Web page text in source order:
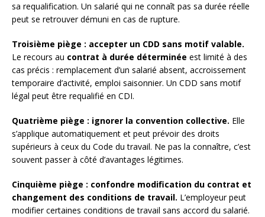
sa requalification. Un salarié qui ne connaît pas sa durée réelle
peut se retrouver démuni en cas de rupture.
Troisième piège : accepter un CDD sans motif valable.
Le recours au contrat à durée déterminée est limité à des
cas précis : remplacement d’un salarié absent, accroissement
temporaire d’activité, emploi saisonnier. Un CDD sans motif
légal peut être requalifié en CDI.
Quatrième piège : ignorer la convention collective. Elle
s’applique automatiquement et peut prévoir des droits
supérieurs à ceux du Code du travail. Ne pas la connaître, c’est
souvent passer à côté d’avantages légitimes.
Cinquième piège : confondre modification du contrat et
changement des conditions de travail. L’employeur peut
modifier certaines conditions de travail sans accord du salarié.